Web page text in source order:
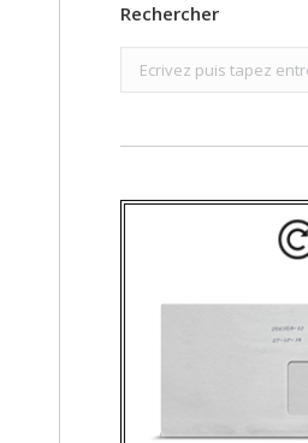
Rechercher
Search: